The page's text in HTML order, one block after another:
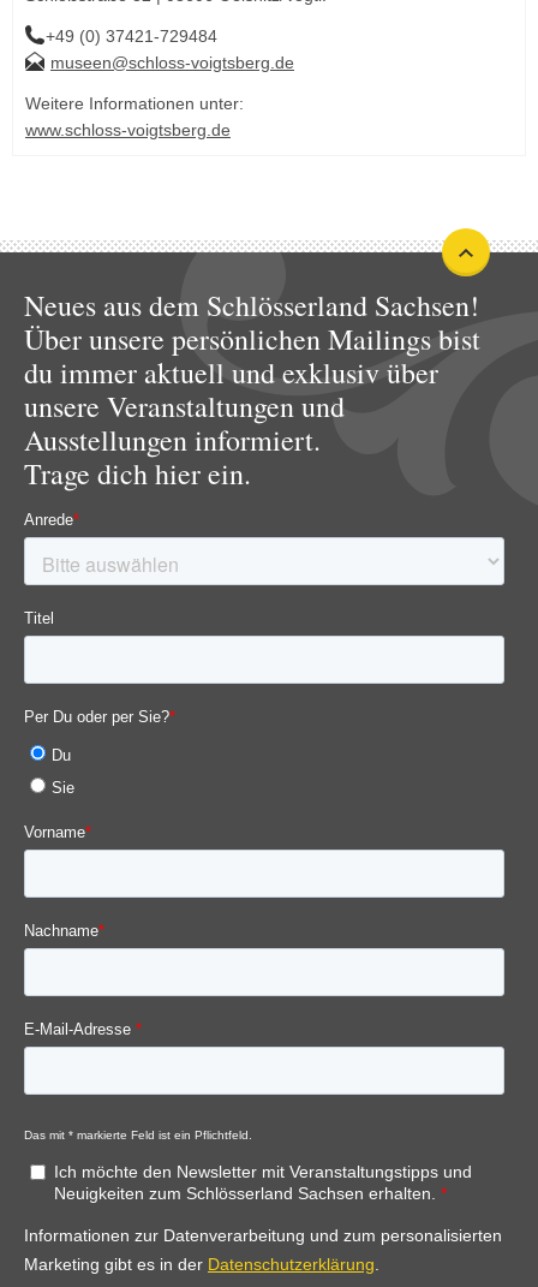
+49 (0) 37421-729484
museen@schloss-voigtsberg.de
Weitere Informationen unter:
www.schloss-voigtsberg.de
Neues aus dem Schlösserland Sachsen!
Über unsere persönlichen Mailings bist
du immer aktuell und exklusiv über
unsere Veranstaltungen und
Ausstellungen informiert.
Trage dich hier ein.